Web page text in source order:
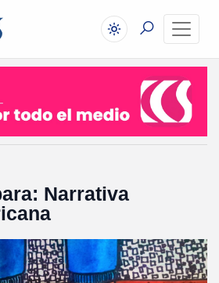
Narrativa